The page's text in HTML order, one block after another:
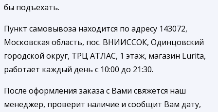
бы подъехать.
Пункт самовывоза находится по адресу 143072,
Московская область, пос. ВНИИССОК, Одинцовский
городской округ, ТРЦ АТЛАС, 1 этаж, магазин Lurita,
работает каждый день с 10:00 до 21:30.
После оформления заказа с Вами свяжется наш
менеджер, проверит наличие и сообщит Вам дату,